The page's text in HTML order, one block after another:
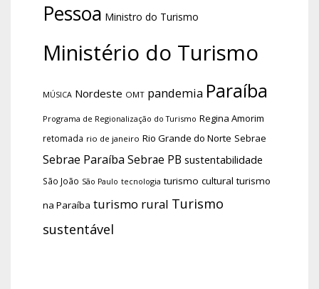
Pessoa Ministro do Turismo
Ministério do Turismo
MÚSICA Nordeste OMT pandemia Paraíba
Programa de Regionalização do Turismo Regina Amorim
retomada rio de janeiro Rio Grande do Norte Sebrae
Sebrae Paraíba Sebrae PB sustentabilidade
São João São Paulo tecnologia turismo cultural turismo
na Paraíba turismo rural Turismo
sustentável